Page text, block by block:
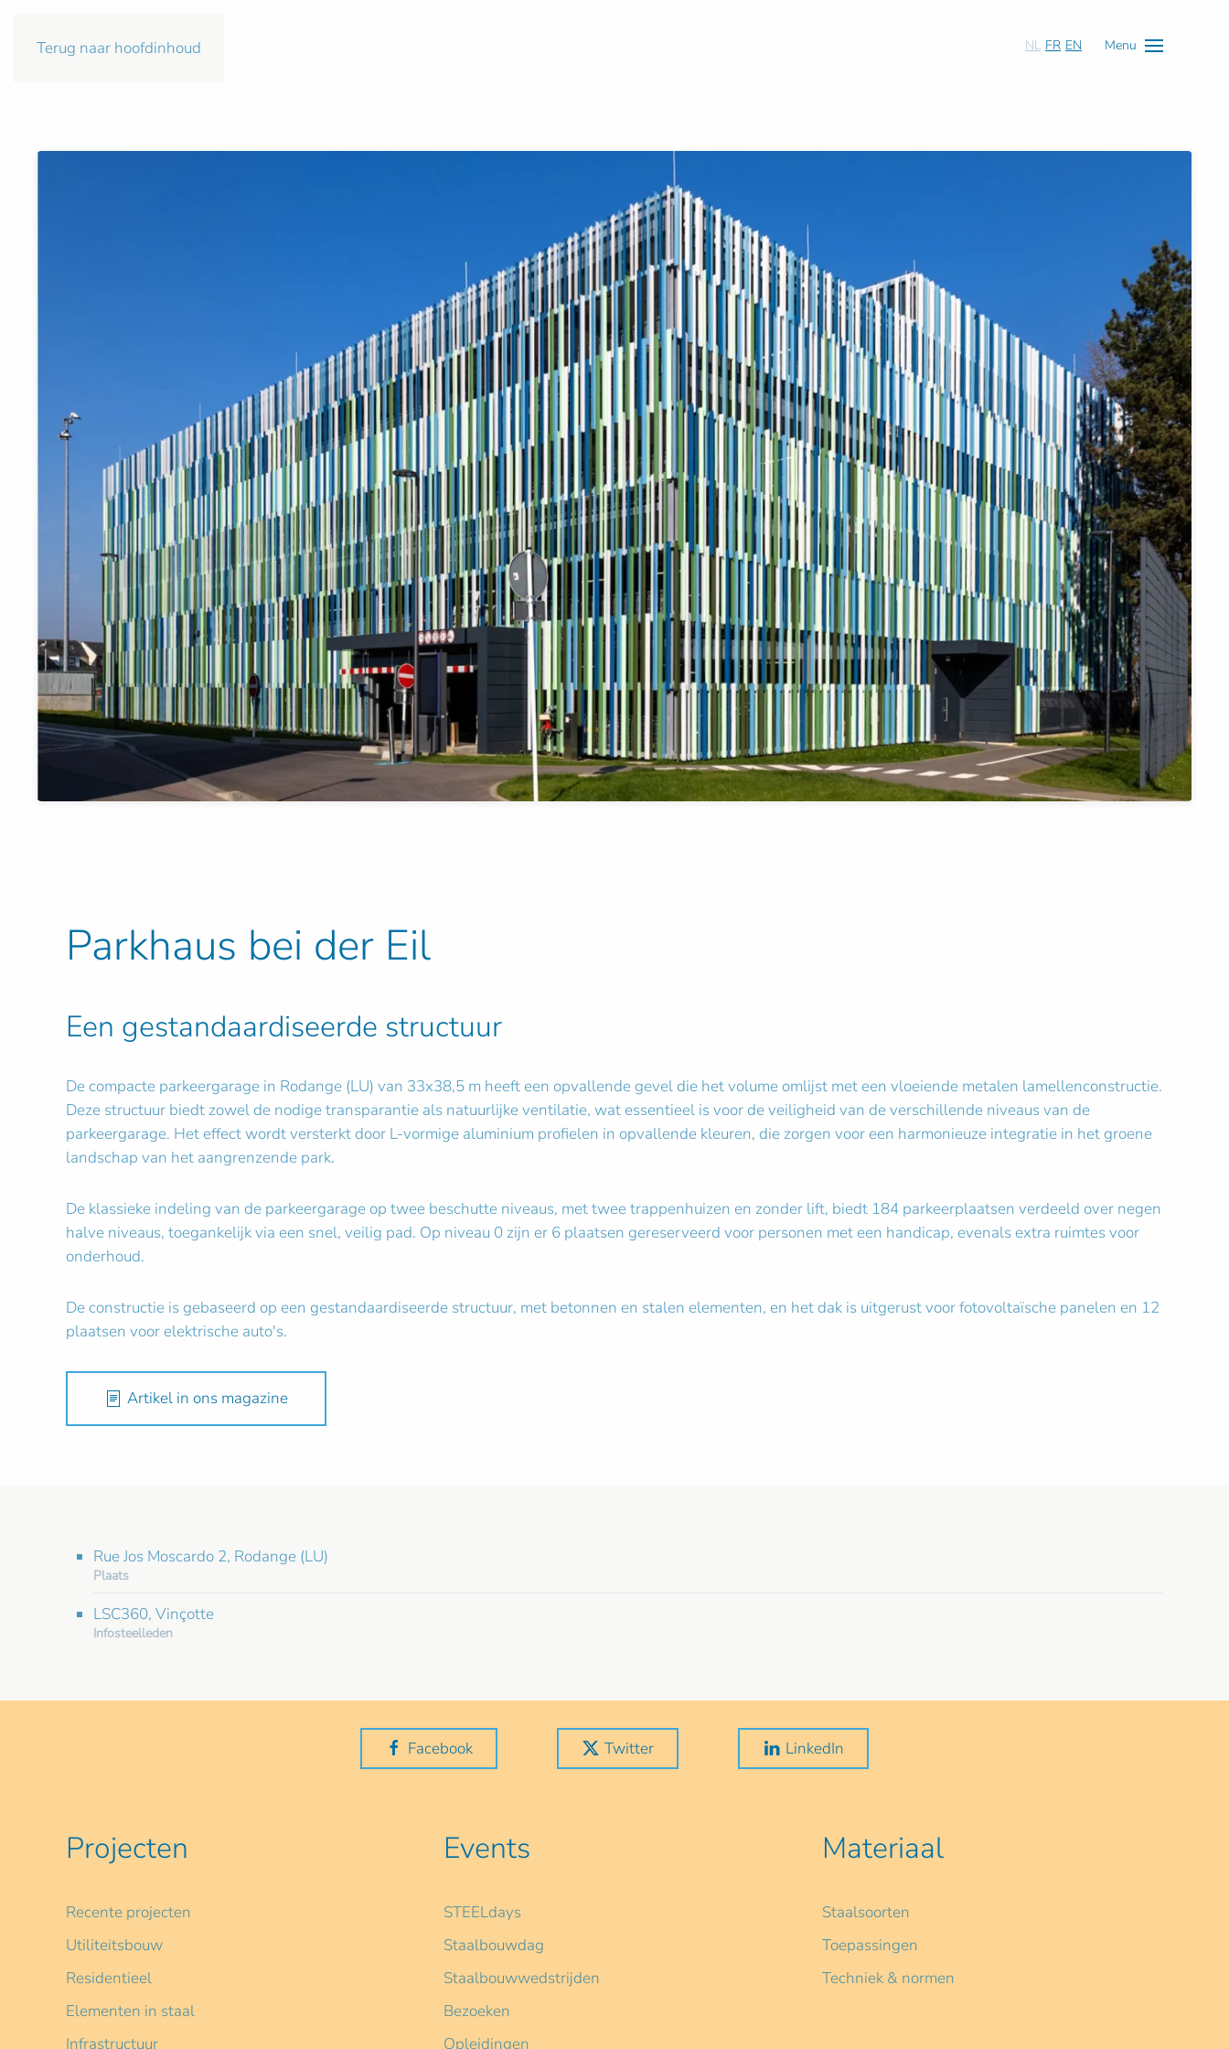
Terug naar hoofdinhoud NL FR EN Menu
Parkhaus bei der Eil
Een gestandaardiseerde structuur
De compacte parkeergarage in Rodange (LU) van 33x38,5 m heeft een opvallende gevel die het volume omlijst met een vloeiende metalen lamellenconstructie.
Deze structuur biedt zowel de nodige transparantie als natuurlijke ventilatie, wat essentieel is voor de veiligheid van de verschillende niveaus van de
parkeergarage. Het effect wordt versterkt door L-vormige aluminium profielen in opvallende kleuren, die zorgen voor een harmonieuze integratie in het groene
landschap van het aangrenzende park.
De klassieke indeling van de parkeergarage op twee beschutte niveaus, met twee trappenhuizen en zonder lift, biedt 184 parkeerplaatsen verdeeld over negen
halve niveaus, toegankelijk via een snel, veilig pad. Op niveau 0 zijn er 6 plaatsen gereserveerd voor personen met een handicap, evenals extra ruimtes voor
onderhoud.
De constructie is gebaseerd op een gestandaardiseerde structuur, met betonnen en stalen elementen, en het dak is uitgerust voor fotovoltaïsche panelen en 12
plaatsen voor elektrische auto's.
Artikel in ons magazine
Rue Jos Moscardo 2, Rodange (LU)
Plaats
LSC360, Vinçotte
Infosteelleden
Facebook Twitter LinkedIn
Projecten
Recente projecten
Utiliteitsbouw
Residentieel
Elementen in staal
Infrastructuur
Events
STEELdays
Staalbouwdag
Staalbouwwedstrijden
Bezoeken
Opleidingen
Materiaal
Staalsoorten
Toepassingen
Techniek & normen